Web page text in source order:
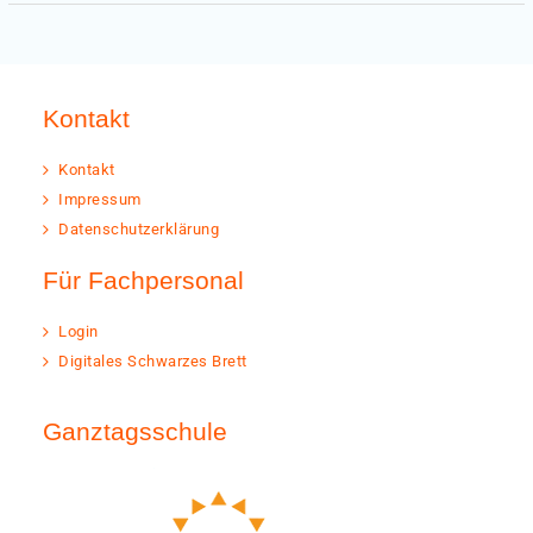
Kontakt
Kontakt
Impressum
Datenschutzerklärung
Für Fachpersonal
Login
Digitales Schwarzes Brett
Ganztagsschule